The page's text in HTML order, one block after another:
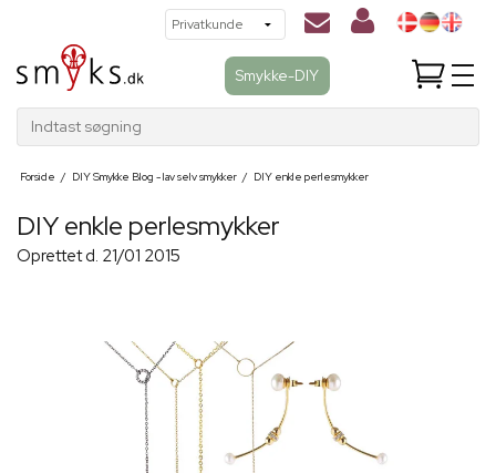
Smykke-DIY
Indtast søgning
Forside / DIY Smykke Blog - lav selv smykker / DIY enkle perlesmykker
DIY enkle perlesmykker
Oprettet d. 21/01 2015